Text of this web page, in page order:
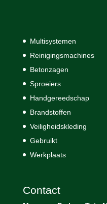
Multisystemen
Reinigingsmachines
Betonzagen
Sproeiers
Handgereedschap
Brandstoffen
Veiligheidskleding
Gebruikt
Werkplaats
Contact